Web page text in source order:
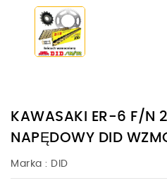
KAWASAKI ER-6 F/N
NAPĘDOWY DID
Marka : DID